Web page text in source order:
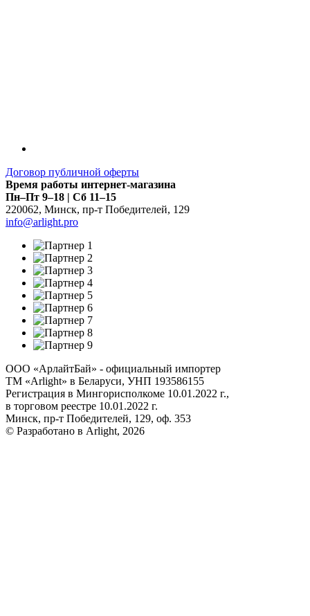
Договор публичной оферты
Время работы интернет-магазина
Пн–Пт 9–18 | Сб 11–15
220062, Минск, пр-т Победителей, 129
info@arlight.pro
ООО «АрлайтБай» - официальный импортер
ТМ «Arlight» в Беларуси, УНП 193586155
Регистрация в Мингорисполкоме 10.01.2022 г.,
в торговом реестре 10.01.2022 г.
Минск, пр-т Победителей, 129, оф. 353
© Разработано в Arlight, 2026